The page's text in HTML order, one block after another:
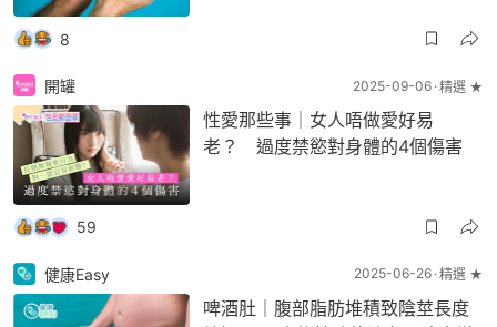
8
開罐 2025-09-06 精選 ★
性愛那些事｜女人唔做愛好易
老？ 過度禁慾對身體的4個傷害
59
健康Easy 2025-06-26 精選 ★
啤酒肚｜腹部脂肪堆積致陰莖長度